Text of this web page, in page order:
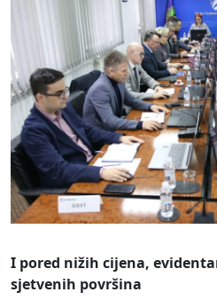
I pored nižih cijena,
sjetvenih površina